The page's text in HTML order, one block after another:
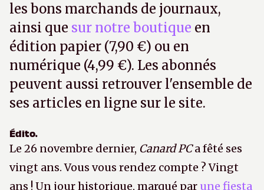
les bons marchands de journaux,
ainsi que sur notre boutique en
édition papier (7,90 €) ou en
numérique (4,99 €). Les abonnés
peuvent aussi retrouver l'ensemble de
ses articles en ligne sur le site.
Édito.
Le 26 novembre dernier, Canard PCa fêté ses
vingt ans. Vous vous rendez compte ? Vingt
ans ! Un jour historique, marqué par une fiesta